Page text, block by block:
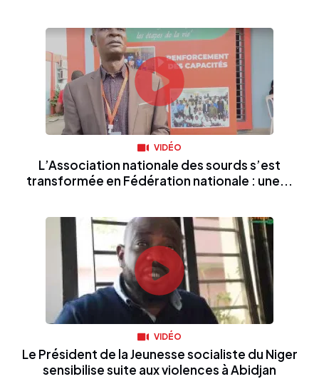
VIDÉO
L’Association nationale des sourds s’est
transformée en Fédération nationale : une...
VIDÉO
Le Président de la Jeunesse socialiste du Niger
sensibilise suite aux violences à Abidjan